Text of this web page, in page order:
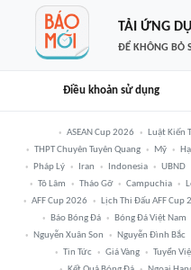
TẢI ỨNG
ĐỂ KHÔNG BỎ
Điều khoản sử dụng
ASEAN Cup 2026 Luật Kiến
THPT Chuyên Tuyên Quang
Mỹ
Pháp Lý
Iran Indonesia UBND
Tô Lâm
Tháo Gỡ Campuchia
AFF Cup 2026
Lịch Thi Đấu AFF Cup
Báo Bóng Đá
Bóng Đá Việt Nam
Nguyễn Xuân Son
Nguyễn Đình Bắc
Tin Tức
Giá Vàng Tuyển